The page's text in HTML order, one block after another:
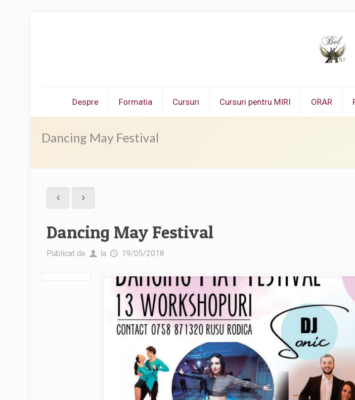
Despre Formatia Cursuri Cursuri pentru MIRI ORAR
Dancing May Festival
Dancing May Festival
Publicat de la 19/05/2018